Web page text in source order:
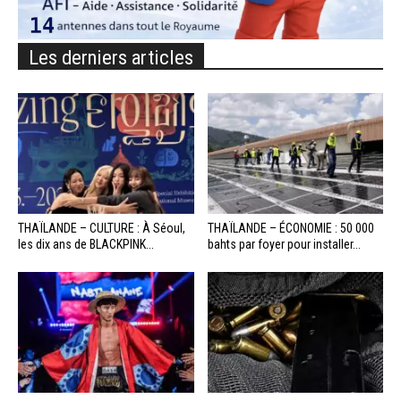
Les derniers articles
THAÏLANDE – CULTURE : À Séoul,
les dix ans de BLACKPINK...
THAÏLANDE – ÉCONOMIE : 50 000
bahts par foyer pour installer...